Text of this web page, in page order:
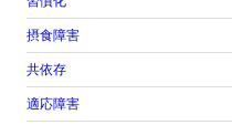
摂食障害
共依存
適応障害